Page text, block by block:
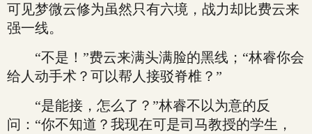
可见梦微云修为虽然只有六境，战力却比费云来
强一线。
“不是！”费云来满头满脸的黑线；“林睿你会
给人动手术？可以帮人接驳脊椎？”
“是能接，怎么了？”林睿不以为意的反
问：“你不知道？我现在可是司马教授的学生，